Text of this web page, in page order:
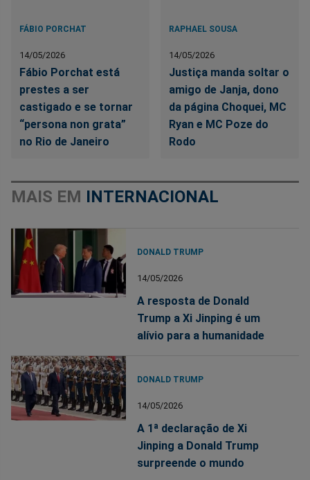
FÁBIO PORCHAT
14/05/2026
Fábio Porchat está
prestes a ser
castigado e se tornar
“persona non grata”
no Rio de Janeiro
RAPHAEL SOUSA
14/05/2026
Justiça manda soltar o
amigo de Janja, dono
da página Choquei, MC
Ryan e MC Poze do
Rodo
MAIS EM INTERNACIONAL
DONALD TRUMP
14/05/2026
A resposta de Donald
Trump a Xi Jinping é um
alívio para a humanidade
DONALD TRUMP
14/05/2026
A 1ª declaração de Xi
Jinping a Donald Trump
surpreende o mundo